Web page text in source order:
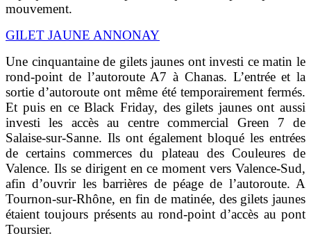
mouvement.
GILET JAUNE ANNONAY
Une cinquantaine de gilets jaunes ont investi ce matin le
rond-point de l’autoroute A7 à Chanas. L’entrée et la
sortie d’autoroute ont même été temporairement fermés.
Et puis en ce Black Friday, des gilets jaunes ont aussi
investi les accès au centre commercial Green 7 de
Salaise-sur-Sanne. Ils ont également bloqué les entrées
de certains commerces du plateau des Couleures de
Valence. Ils se dirigent en ce moment vers Valence-Sud,
afin d’ouvrir les barrières de péage de l’autoroute. A
Tournon-sur-Rhône, en fin de matinée, des gilets jaunes
étaient toujours présents au rond-point d’accès au pont
Toursier.